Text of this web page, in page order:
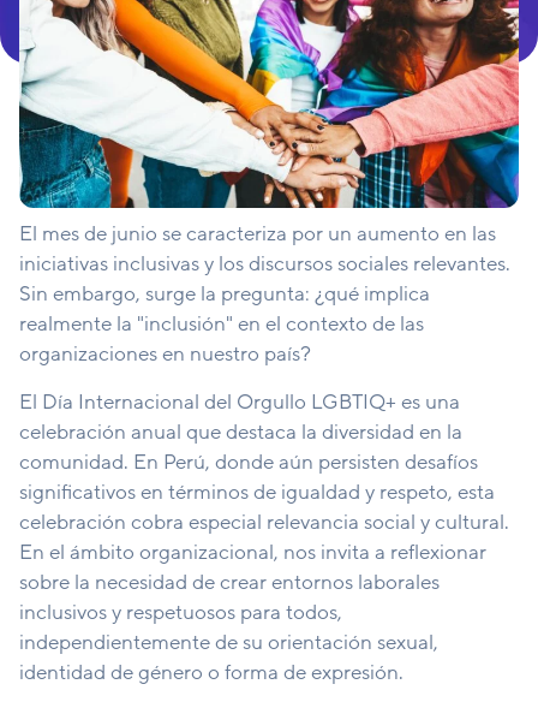
El mes de junio se caracteriza por un aumento en las
iniciativas inclusivas y los discursos sociales relevantes.
Sin embargo, surge la pregunta: ¿qué implica
realmente la "inclusión" en el contexto de las
organizaciones en nuestro país?
El Día Internacional del Orgullo LGBTIQ+ es una
celebración anual que destaca la diversidad en la
comunidad. En Perú, donde aún persisten desafíos
significativos en términos de igualdad y respeto, esta
celebración cobra especial relevancia social y cultural.
En el ámbito organizacional, nos invita a reflexionar
sobre la necesidad de crear entornos laborales
inclusivos y respetuosos para todos,
independientemente de su orientación sexual,
identidad de género o forma de expresión.